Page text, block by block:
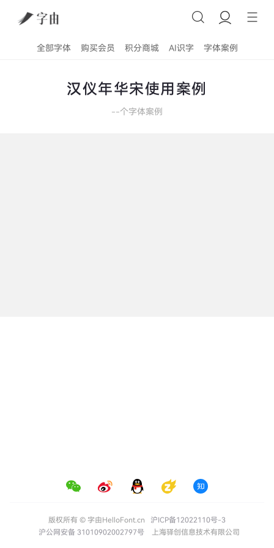
全部字体 购买会员 积分商城 AI识字 字体案例
汉仪年华宋使用案例
--个字体案例
版权所有 © 字由HelloFont.cn
沪ICP备12022110号-3
沪公网安备 31010902002797号
上海驿创信息技术有限公司